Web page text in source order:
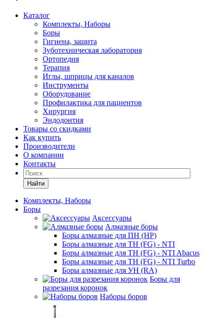
Каталог
Комплекты, Наборы
Боры
Гигиена, защита
Зуботехническая лаборатория
Ортопедия
Терапия
Иглы, шприцы для каналов
Инструменты
Оборудование
Профилактика для пациентов
Хирургия
Эндодонтия
Товары со скидками
Как купить
Производители
О компании
Контакты
Найти
Комплекты, Наборы
Боры
Аксессуары
Алмазные боры
Боры алмазные для ПН (HP)
Боры алмазные для ТН (FG) - NTI
Боры алмазные для ТН (FG) - NTI Abacus
Боры алмазные для ТН (FG) - NTI Turbo
Боры алмазные для УН (RA)
Боры для
разрезания коронок
Наборы боров